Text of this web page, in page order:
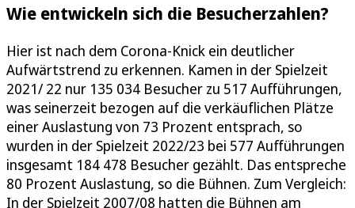
Wie entwickeln sich die Besucherzahlen?
Hier ist nach dem Corona-Knick ein deutlicher
Aufwärtstrend zu erkennen. Kamen in der Spielzeit
2021/ 22 nur 135 034 Besucher zu 517 Aufführungen,
was seinerzeit bezogen auf die verkäuflichen Plätze
einer Auslastung von 73 Prozent entsprach, so
wurden in der Spielzeit 2022/23 bei 577 Aufführungen
insgesamt 184 478 Besucher gezählt. Das entspreche
80 Prozent Auslastung, so die Bühnen. Zum Vergleich:
In der Spielzeit 2007/08 hatten die Bühnen am